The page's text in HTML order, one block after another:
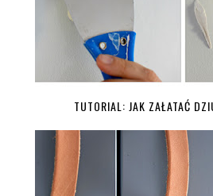
TUTORIAL: JAK ZAŁATAĆ